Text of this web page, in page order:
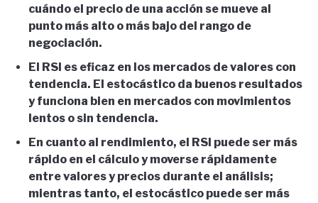
cuándo el precio de una acción se mueve al
punto más alto o más bajo del rango de
negociación.
El RSI es eficaz en los mercados de valores con
tendencia. El estocástico da buenos resultados
y funciona bien en mercados con movimientos
lentos o sin tendencia.
En cuanto al rendimiento, el RSI puede ser más
rápido en el cálculo y moverse rápidamente
entre valores y precios durante el análisis;
mientras tanto, el estocástico puede ser más